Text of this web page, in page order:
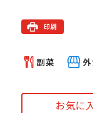
お気に